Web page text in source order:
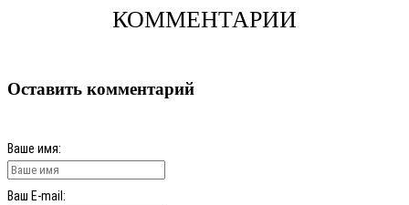
КОММЕНТАРИИ
Оставить комментарий
Ваше имя:
Ваш E-mail: